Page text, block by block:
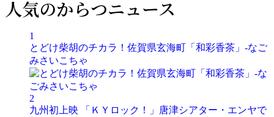
人気のからつニュース
1
とどけ柴胡のチカラ！佐賀県玄海町「和彩香茶」-なご
みさいこちゃ
2
九州初上映 「ＫＹロック！」唐津シアター・エンヤで